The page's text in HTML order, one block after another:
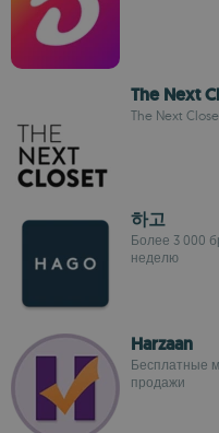
The Next
The Next
하고
Более 3 000
неделю
Harzaan
Бесплатные
продажи